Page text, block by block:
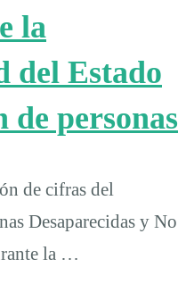
la
del Estado
de personas
de cifras del
Desaparecidas y No
la …